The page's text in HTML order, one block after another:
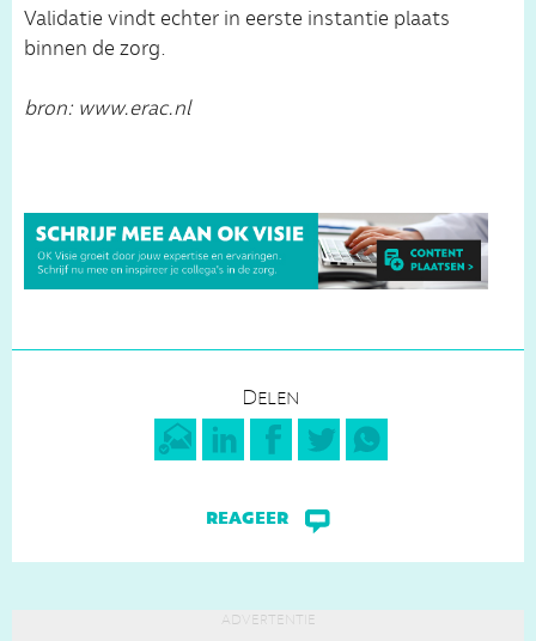
Validatie vindt echter in eerste instantie plaats
binnen de zorg.
bron: www.erac.nl
Delen
reageer
advertentie